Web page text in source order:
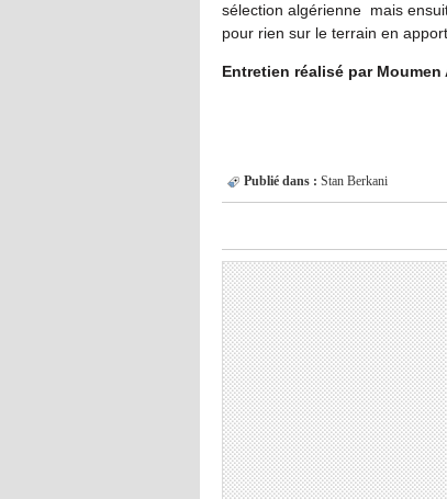
sélection algérienne mais
pour rien sur le terrain en
Entretien réalisé par Moumen
Publié dans : Stan Berkani